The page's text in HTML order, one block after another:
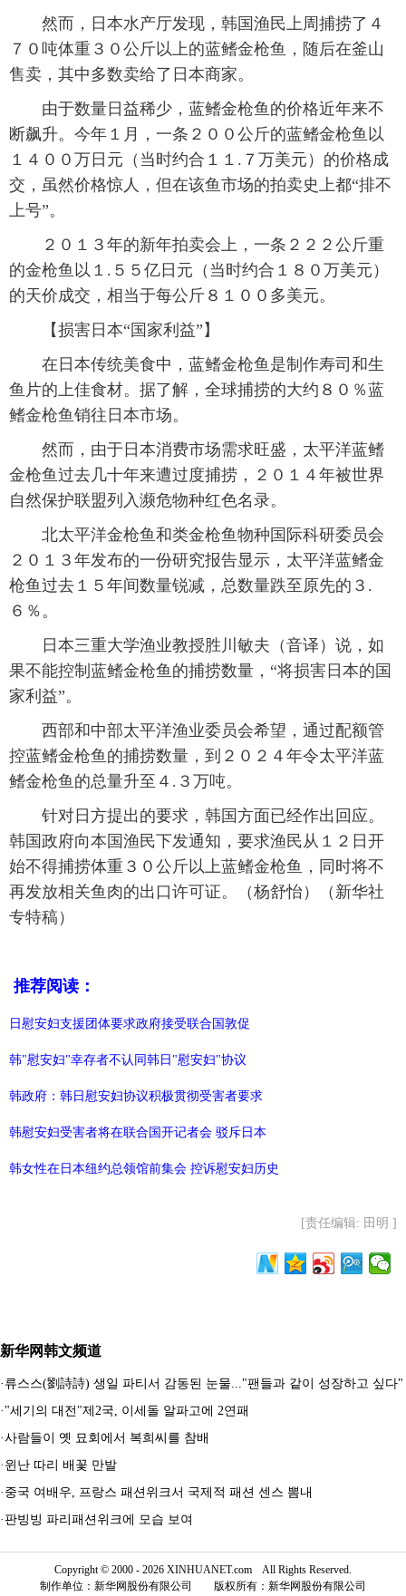
然而，日本水产厅发现，韩国渔民上周捕捞了４
７０吨体重３０公斤以上的蓝鳍金枪鱼，随后在釜山
售卖，其中多数卖给了日本商家。
由于数量日益稀少，蓝鳍金枪鱼的价格近年来不
断飙升。今年１月，一条２００公斤的蓝鳍金枪鱼以
１４００万日元（当时约合１１.７万美元）的价格成
交，虽然价格惊人，但在该鱼市场的拍卖史上都“排不
上号”。
２０１３年的新年拍卖会上，一条２２２公斤重
的金枪鱼以１.５５亿日元（当时约合１８０万美元）
的天价成交，相当于每公斤８１００多美元。
【损害日本“国家利益”】
在日本传统美食中，蓝鳍金枪鱼是制作寿司和生
鱼片的上佳食材。据了解，全球捕捞的大约８０％蓝
鳍金枪鱼销往日本市场。
然而，由于日本消费市场需求旺盛，太平洋蓝鳍
金枪鱼过去几十年来遭过度捕捞，２０１４年被世界
自然保护联盟列入濒危物种红色名录。
北太平洋金枪鱼和类金枪鱼物种国际科研委员会
２０１３年发布的一份研究报告显示，太平洋蓝鳍金
枪鱼过去１５年间数量锐减，总数量跌至原先的３.
６％。
日本三重大学渔业教授胜川敏夫（音译）说，如
果不能控制蓝鳍金枪鱼的捕捞数量，“将损害日本的国
家利益”。
西部和中部太平洋渔业委员会希望，通过配额管
控蓝鳍金枪鱼的捕捞数量，到２０２４年令太平洋蓝
鳍金枪鱼的总量升至４.３万吨。
针对日方提出的要求，韩国方面已经作出回应。
韩国政府向本国渔民下发通知，要求渔民从１２日开
始不得捕捞体重３０公斤以上蓝鳍金枪鱼，同时将不
再发放相关鱼肉的出口许可证。（杨舒怡）（新华社
专特稿）
推荐阅读：
日慰安妇支援团体要求政府接受联合国敦促
韩"慰安妇"幸存者不认同韩日"慰安妇"协议
韩政府：韩日慰安妇协议积极贯彻受害者要求
韩慰安妇受害者将在联合国开记者会 驳斥日本
韩女性在日本纽约总领馆前集会 控诉慰安妇历史
[责任编辑: 田明 ]
新华网韩文频道
· 류스스(劉詩詩) 생일 파티서 감동된 눈물..."팬들과 같이 성장하고 싶다"
· "세기의 대전"제2국, 이세돌 알파고에 2연패
·사람들이 옛 묘회에서 복희씨를 참배
· 윈난 따리 배꽃 만발
· 중국 여배우, 프랑스 패션위크서 국제적 패션 센스 뽐내
· 판빙빙 파리패션위크에 모습 보여
Copyright © 2000 - 2026 XINHUANET.com All Rights Reserved.
制作单位：新华网股份有限公司 版权所有：新华网股份有限公司